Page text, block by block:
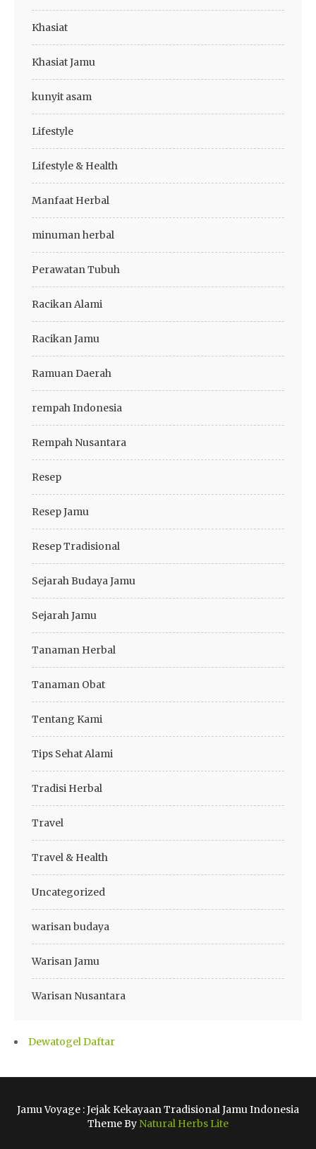
Khasiat
Khasiat Jamu
kunyit asam
Lifestyle
Lifestyle & Health
Manfaat Herbal
minuman herbal
Perawatan Tubuh
Racikan Alami
Racikan Jamu
Ramuan Daerah
rempah Indonesia
Rempah Nusantara
Resep
Resep Jamu
Resep Tradisional
Sejarah Budaya Jamu
Sejarah Jamu
Tanaman Herbal
Tanaman Obat
Tentang Kami
Tips Sehat Alami
Tradisi Herbal
Travel
Travel & Health
Uncategorized
warisan budaya
Warisan Jamu
Warisan Nusantara
Dewatogel Daftar
Jamu Voyage : Jejak Kekayaan Tradisional Jamu Indonesia
Theme By Natural Herbs Lite